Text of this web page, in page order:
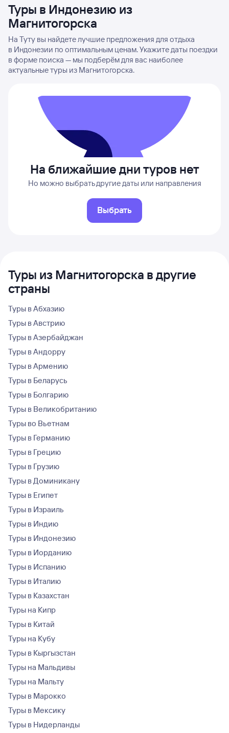
Туры в Индонезию из
Магнитогорска
На Туту вы найдете лучшие предложения для отдыха
в Индонезии по оптимальным ценам. Укажите даты поездки
в форме поиска — мы подберём для вас наиболее
актуальные туры из Магнитогорска.
На ближайшие дни туров нет
Но можно выбрать другие даты или направления
Выбрать
Туры из Магнитогорска в другие
страны
Туры в Абхазию
Туры в Австрию
Туры в Азербайджан
Туры в Андорру
Туры в Армению
Туры в Беларусь
Туры в Болгарию
Туры в Великобританию
Туры во Вьетнам
Туры в Германию
Туры в Грецию
Туры в Грузию
Туры в Доминикану
Туры в Египет
Туры в Израиль
Туры в Индию
Туры в Индонезию
Туры в Иорданию
Туры в Испанию
Туры в Италию
Туры в Казахстан
Туры на Кипр
Туры в Китай
Туры на Кубу
Туры в Кыргызстан
Туры на Мальдивы
Туры на Мальту
Туры в Марокко
Туры в Мексику
Туры в Нидерланды